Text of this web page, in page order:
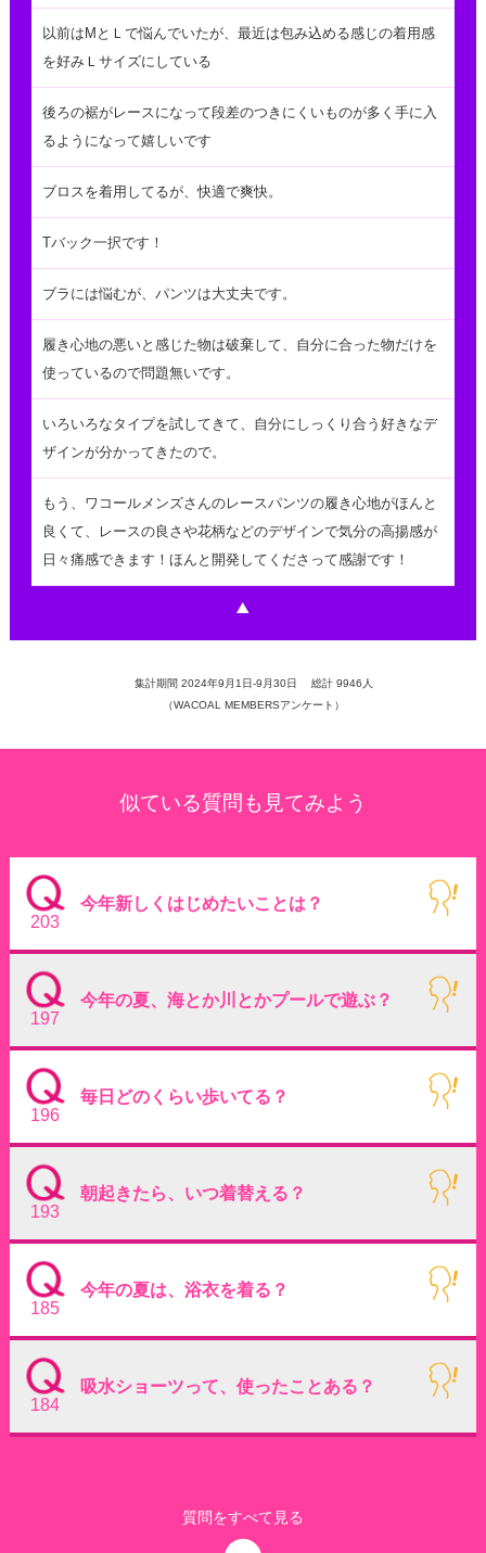
以前はMとＬで悩んでいたが、最近は包み込める感じの着用感
を好みＬサイズにしている
後ろの裾がレースになって段差のつきにくいものが多く手に入
るようになって嬉しいです
ブロスを着用してるが、快適で爽快。
Tバック一択です！
ブラには悩むが、パンツは大丈夫です。
履き心地の悪いと感じた物は破棄して、自分に合った物だけを
使っているので問題無いです。
いろいろなタイプを試してきて、自分にしっくり合う好きなデ
ザインが分かってきたので。
もう、ワコールメンズさんのレースパンツの履き心地がほんと
良くて、レースの良さや花柄などのデザインで気分の高揚感が
日々痛感できます！ほんと開発してくださって感謝です！
集計期間 2024年9月1日-9月30日 総計 9946人
（WACOAL MEMBERSアンケート）
似ている質問も見てみよう
203
今年新しくはじめたいことは？
197
今年の夏、海とか川とかプールで遊ぶ？
196
毎日どのくらい歩いてる？
193
朝起きたら、いつ着替える？
185
今年の夏は、浴衣を着る？
184
吸水ショーツって、使ったことある？
質問をすべて見る